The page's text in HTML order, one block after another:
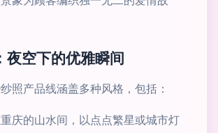
夜空下的优雅瞬间
照产品线涵盖多种风格，包括：
庆的山水间，以点点繁星或城市灯